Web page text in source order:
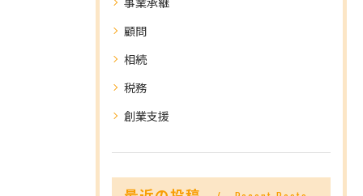
顧問
相続
税務
創業支援